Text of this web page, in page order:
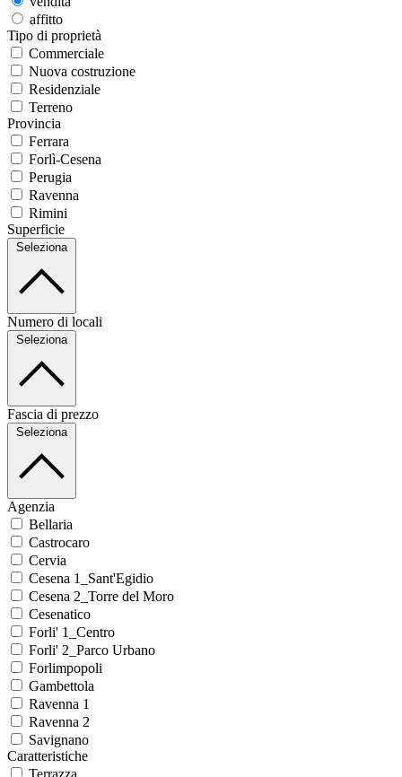
affitto
Tipo di proprietà
Commerciale
Nuova costruzione
Residenziale
Terreno
Provincia
Ferrara
Forlì-Cesena
Perugia
Ravenna
Rimini
Superficie
Seleziona
Numero di locali
Seleziona
Fascia di prezzo
Seleziona
Agenzia
Bellaria
Castrocaro
Cervia
Cesena 1_Sant'Egidio
Cesena 2_Torre del Moro
Cesenatico
Forli' 1_Centro
Forli' 2_Parco Urbano
Forlimpopoli
Gambettola
Ravenna 1
Ravenna 2
Savignano
Caratteristiche